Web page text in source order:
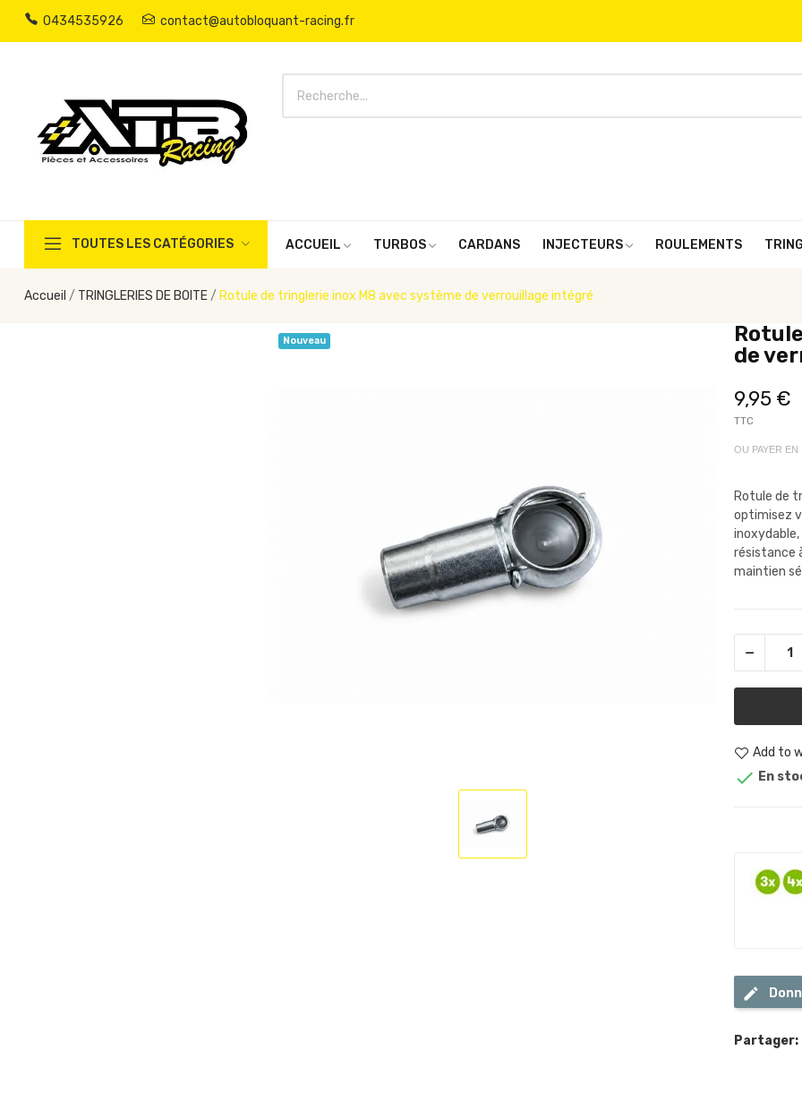
0434535926 contact@autobloquant-racing.fr
TOUTES LES CATÉGORIES ACCUEIL TURBOS CARDANS INJECTEURS ROULEMENTS
Accueil TRINGLERIES DE BOITE Rotule de tringlerie inox M8 avec système de verrouillage intégré
Nouveau
de
9,95 €
TTC
OU PAYER EN
Rotule de
optimisez
résistance
maintien
Add to
 En
Partager: